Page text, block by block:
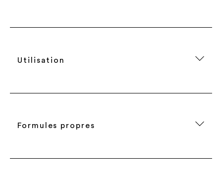
Utilisation
Formules propres